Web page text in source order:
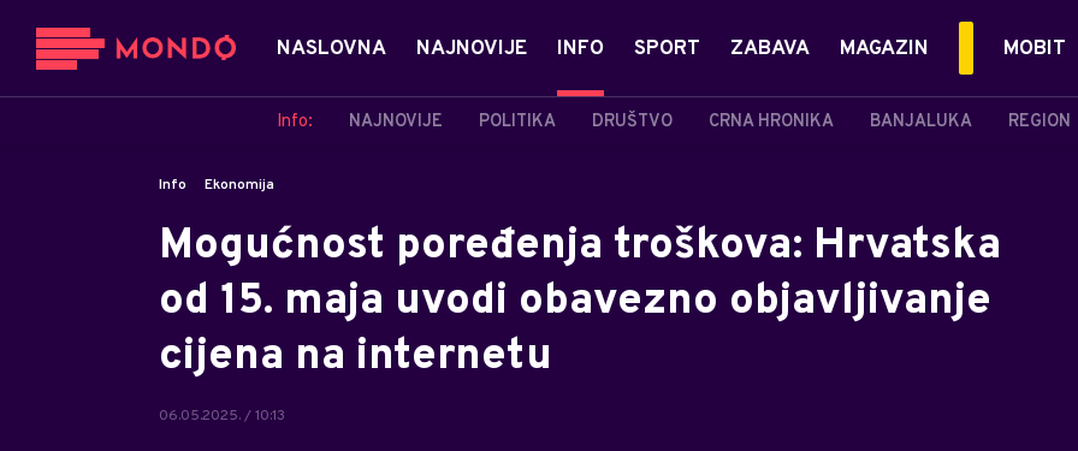
NASLOVNA NAJNOVIJE INFO
Info: NAJNOVIJE POLITIKA DRUŠTVO CRNA HRONIKA BANJALUKA REGION
SPORT ZABAVA MAGAZIN MOBIT
Info Ekonomija
Mogućnost poređenja troškova: Hrvatska
od 15. maja uvodi obavezno objavljivanje
cijena na internetu
06.05.2025. / 10:13